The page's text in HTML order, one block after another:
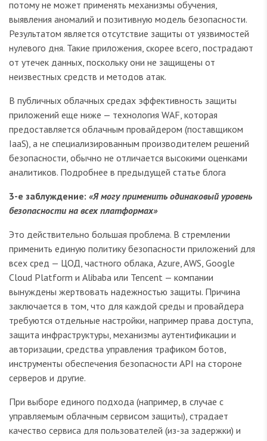
потому не может применять механизмы обучения,
выявления аномалий и позитивную модель безопасности.
Результатом является отсутствие защиты от уязвимостей
нулевого дня. Такие приложения, скорее всего, пострадают
от утечек данных, поскольку они не защищены от
неизвестных средств и методов атак.
В публичных облачных средах эффективность защиты
приложений еще ниже — технология WAF, которая
предоставляется облачным провайдером (поставщиком
IaaS), а не специализированным производителем решений
безопасности, обычно не отличается высокими оценками
аналитиков. Подробнее в предыдущей статье блога
3-е заблуждение: «Я могу применить одинаковый уровень
безопасности на всех платформах»
Это действительно большая проблема. В стремлении
применить единую политику безопасности приложений для
всех сред — ЦОД, частного облака, Azure, AWS, Google
Cloud Platform и Alibaba или Tencent — компании
вынуждены жертвовать надежностью защиты. Причина
заключается в том, что для каждой среды и провайдера
требуются отдельные настройки, например права доступа,
защита инфраструктуры, механизмы аутентификации и
авторизации, средства управления трафиком ботов,
инструменты обеспечения безопасности API на стороне
серверов и другие.
При выборе единого подхода (например, в случае с
управляемым облачным сервисом защиты), страдает
качество сервиса для пользователей (из-за задержки) и